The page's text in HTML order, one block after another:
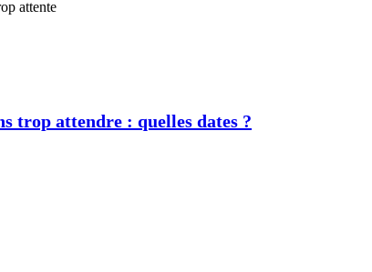
trop attendre : quelles dates ?